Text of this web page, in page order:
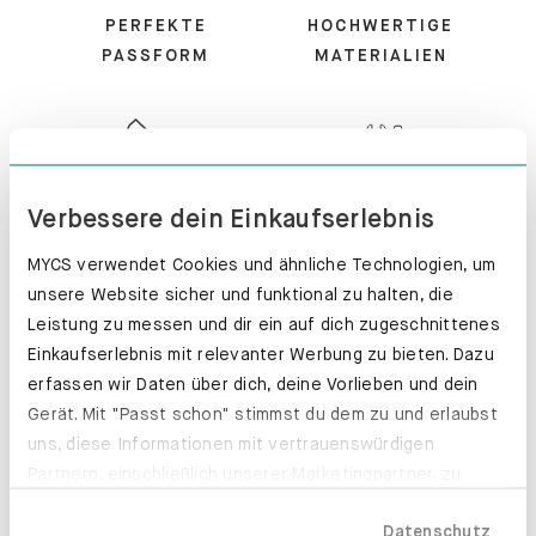
Verbessere dein Einkaufserlebnis
MYCS verwendet Cookies und ähnliche Technologien, um
unsere Website sicher und funktional zu halten, die
Leistung zu messen und dir ein auf dich zugeschnittenes
Einkaufserlebnis mit relevanter Werbung zu bieten. Dazu
erfassen wir Daten über dich, deine Vorlieben und dein
Gerät. Mit "Passt schon" stimmst du dem zu und erlaubst
uns, diese Informationen mit vertrauenswürdigen
Datenschutz
PERFEKTE
PASSFORM
HOCHWERTIGE
MATERIALIEN
KUNDENSERVICE
MONTIERT -
100 TAGE
RÜCKGABE
EXPRESS-
PRODUKTION